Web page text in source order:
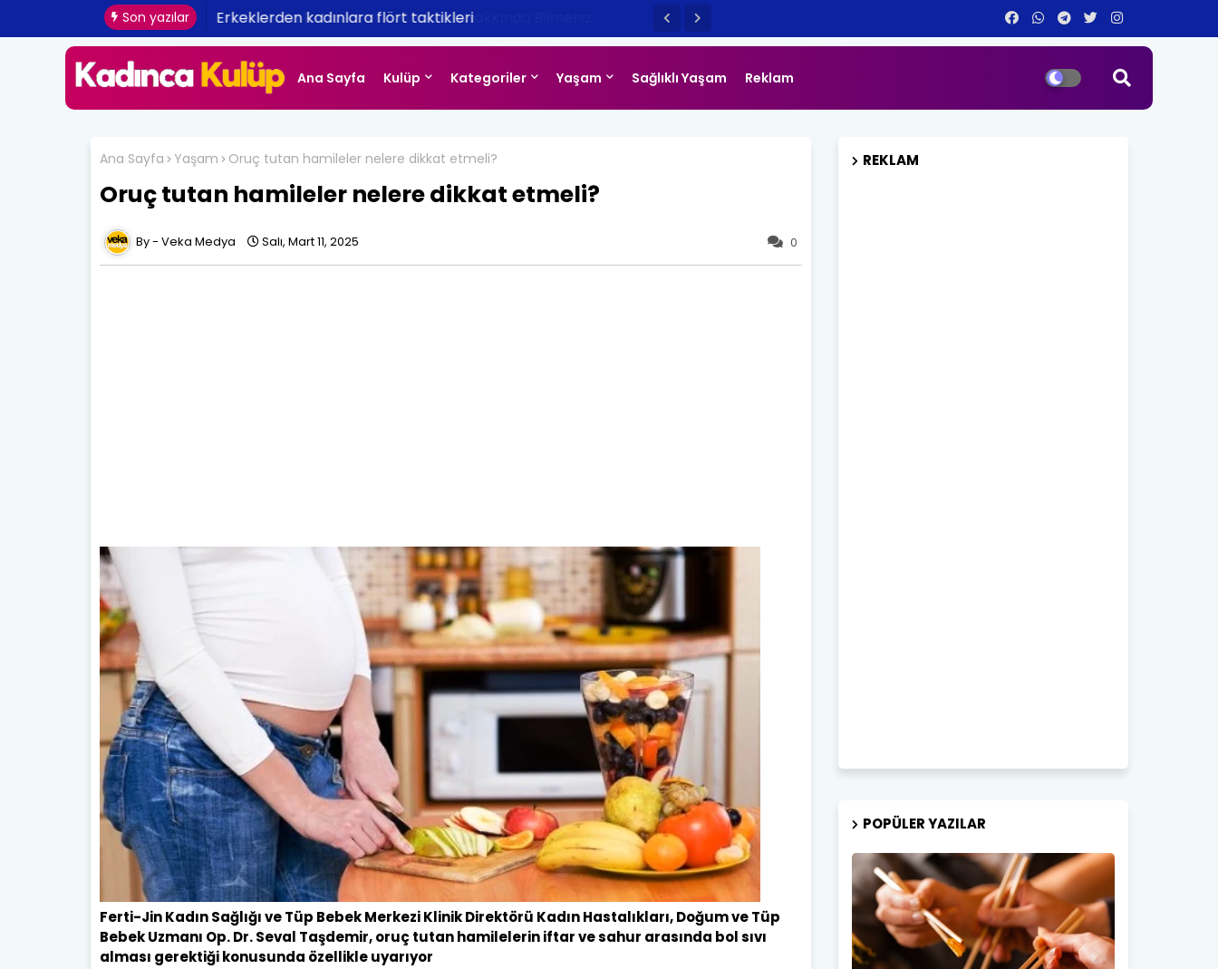
Son yazılar Erkeklerden kadınlara flört taktikleri
Ana Sayfa Kulüp Kategoriler Yaşam Sağlıklı Yaşam Reklam
Ana Sayfa Yaşam Oruç tutan hamileler nelere dikkat etmeli?
Oruç tutan hamileler nelere dikkat etmeli?
0
Veka Medya Salı, Mart 11, 2025
Ferti-Jin Kadın Sağlığı ve Tüp Bebek Merkezi Klinik Direktörü Kadın Hastalıkları, Doğum ve Tüp
Bebek Uzmanı Op. Dr. Seval Taşdemir, oruç tutan hamilelerin iftar ve sahur arasında bol sıvı
alması gerektiği konusunda özellikle uyarıyor
REKLAM
POPÜLER YAZILAR